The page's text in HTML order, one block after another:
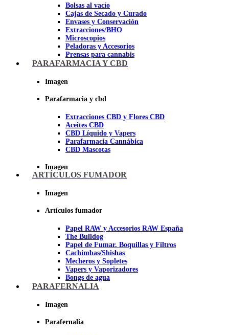
Bolsas al vacío
Cajas de Secado y Curado
Envases y Conservación
Extracciones/BHO
Microscopios
Peladoras y Accesorios
Prensas para cannabis
Secadores de cogollos
PARAFARMACIA Y CBD
Imagen
Parafarmacia y cbd
Extracciones CBD y Flores CBD
Aceites CBD
CBD Líquido y Vapers
Parafarmacia Cannábica
CBD Mascotas
Imagen
ARTÍCULOS FUMADOR
Imagen
Artículos fumador
Papel RAW y Accesorios RAW España
The Bulldog
Papel de Fumar. Boquillas y Filtros
Cachimbas/Shishas
Mecheros y Sopletes
Vapers y Vaporizadores
Bongs de agua
Bandejas para liar
Ceniceros para Fumadores
Pipas BHO
Dabbers
PARAFERNALIA
Imagen
Parafernalia